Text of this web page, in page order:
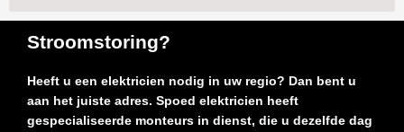
Stroomstoring?
Heeft u een elektricien nodig in uw regio? Dan bent u
aan het juiste adres. Spoed elektricien heeft
gespecialiseerde monteurs in dienst, die u dezelfde dag